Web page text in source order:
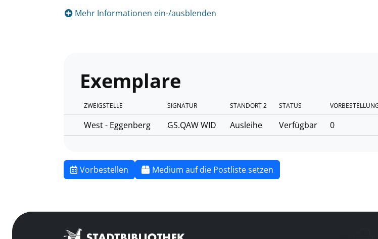
Mehr Informationen ein-/ausblenden
Exemplare
ZWEIGSTELLE SIGNATUR STANDORT 2 STATUS
West - Eggenberg GS.QAW WID Ausleihe Verfügbar 0
Vorbestellen Medium auf die Postliste setzen